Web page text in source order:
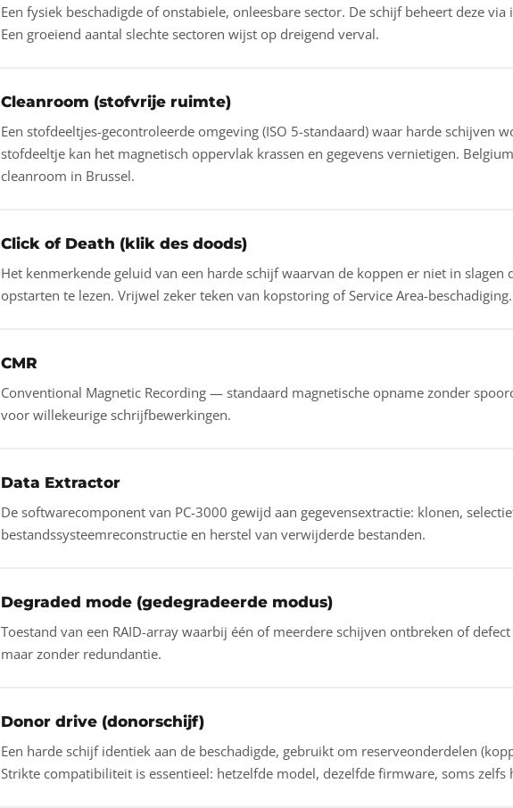
Een fysiek beschadigde of onstabiele, onleesbare sector. De schijf beheert deze via
Een groeiend aantal slechte sectoren wijst op dreigend verval.
Cleanroom (stofvrije ruimte)
Een stofdeeltjes-gecontroleerde omgeving (ISO 5-standaard) waar harde schijven
stofdeeltje kan het magnetisch oppervlak krassen en gegevens vernietigen.
cleanroom in Brussel.
Click of Death (klik des doods)
Het kenmerkende geluid van een harde schijf waarvan de koppen er niet in slagen
opstarten te lezen. Vrijwel zeker teken van kopstoring of Service Area-
CMR
Conventional Magnetic Recording — standaard magnetische opname zonder
voor willekeurige schrijfbewerkingen.
Data Extractor
De softwarecomponent van PC-3000 gewijd aan gegevensextractie: klonen,
bestandssysteemreconstructie en herstel van verwijderde bestanden.
Degraded mode (gedegradeerde modus)
Toestand van een RAID-array waarbij één of meerdere schijven ontbreken of
maar zonder redundantie.
Donor drive (donorschijf)
Een harde schijf identiek aan de beschadigde, gebruikt om reserveonderdelen
Strikte compatibiliteit is essentieel: hetzelfde model, dezelfde firmware, soms zelfs